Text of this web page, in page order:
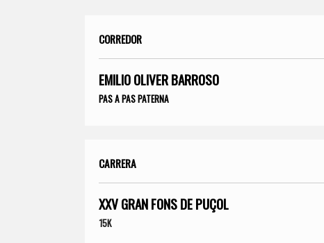
CORREDOR
EMILIO OLIVER BARROSO
PAS A PAS PATERNA
CARRERA
XXV GRAN FONS DE PUÇOL
15K